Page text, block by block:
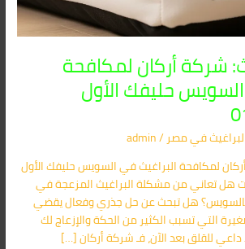
شركة أركان لمكافحة
حليفك الأول
في مصر/
admin
لمكافحة البراغيث في السويس حليفك الأول
هل تعاني من مشكلة البراغيث المزعجة في
هل تبحث عن حل جذري وفعال يقضي
التي تسبب الكثير من الحكة والإزعاج لك
داعي للقلق بعد الآن، فـ شركة أركان […]